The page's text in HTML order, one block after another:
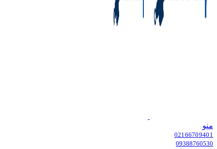
منو
02166709401
09388760530